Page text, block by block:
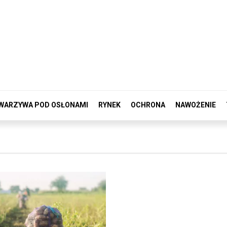
POD OSŁONAMI RYNEK OCHRONA NAWOŻENIE